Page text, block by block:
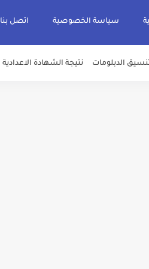
سياسة الخصوصية اتصل بنا
الدبلومات نتيجة الشهادة الاعدادية